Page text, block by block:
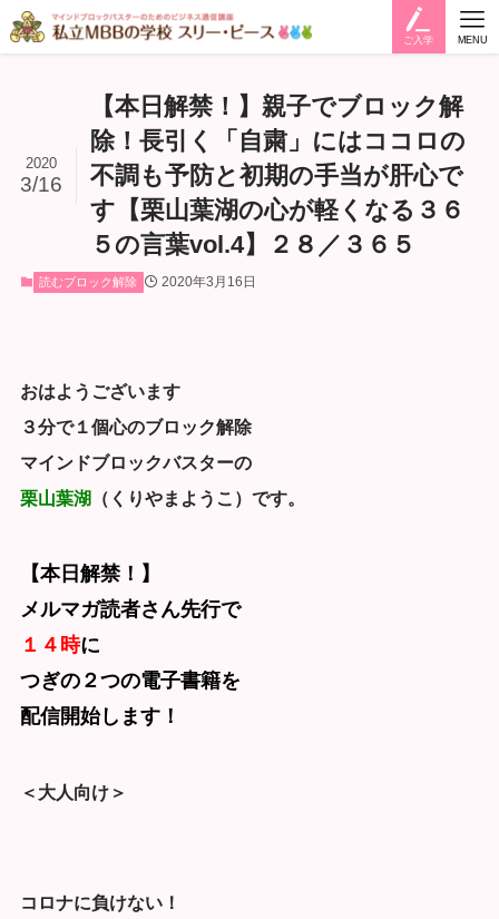
ご入学 MENU
【本日解禁！】親子でブロック解
除！長引く「自粛」にはココロの
不調も予防と初期の手当が肝心で
す【栗山葉湖の心が軽くなる３６
５の言葉vol.4】２８／３６５
2020
3/16
読むブロック解除 2020年3月16日
おはようございます
３分で１個心のブロック解除
マインドブロックバスターの
栗山葉湖
（くりやまようこ）です。
【本日解禁！】
メルマガ読者さん先行で
１４時に
つぎの２つの電子書籍を
配信開始します！
＜大人向け＞
コロナに負けない！